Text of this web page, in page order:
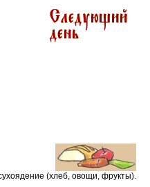
(хлеб, овощи, фрукты).